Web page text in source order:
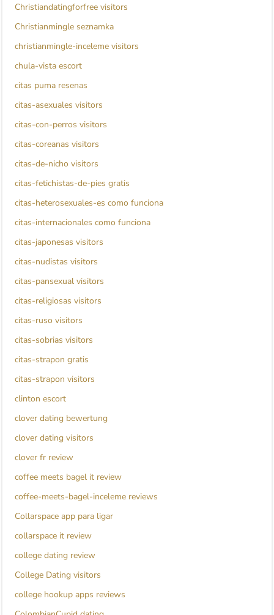
Christiandatingforfree visitors
Christianmingle seznamka
christianmingle-inceleme visitors
chula-vista escort
citas puma resenas
citas-asexuales visitors
citas-con-perros visitors
citas-coreanas visitors
citas-de-nicho visitors
citas-fetichistas-de-pies gratis
citas-heterosexuales-es como funciona
citas-internacionales como funciona
citas-japonesas visitors
citas-nudistas visitors
citas-pansexual visitors
citas-religiosas visitors
citas-ruso visitors
citas-sobrias visitors
citas-strapon gratis
citas-strapon visitors
clinton escort
clover dating bewertung
clover dating visitors
clover fr review
coffee meets bagel it review
coffee-meets-bagel-inceleme reviews
Collarspace app para ligar
collarspace it review
college dating review
College Dating visitors
college hookup apps reviews